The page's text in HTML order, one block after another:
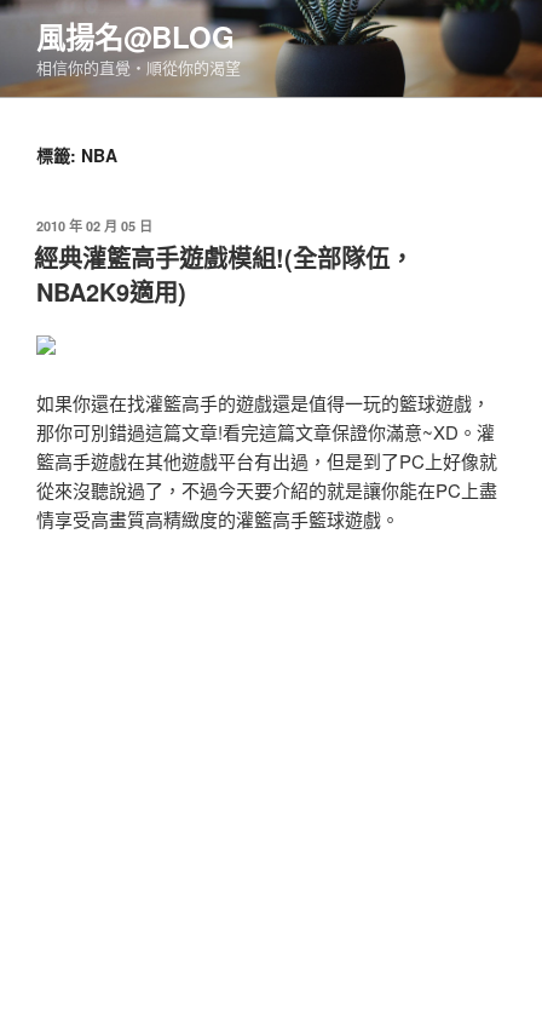
跳
要
風揚名@BLOG
相信你的直覺‧順從你的渴望
標籤: NBA
發
佈
於
2010 年 02 月 05 日
經典灌籃高手遊戲模組!(全部隊伍，
NBA2K9適用)
如果你還在找灌籃高手的遊戲還是值得一玩的籃球遊戲，
那你可別錯過這篇文章!看完這篇文章保證你滿意~XD。灌
籃高手遊戲在其他遊戲平台有出過，但是到了PC上好像就
從來沒聽說過了，不過今天要介紹的就是讓你能在PC上盡
情享受高畫質高精緻度的灌籃高手籃球遊戲。